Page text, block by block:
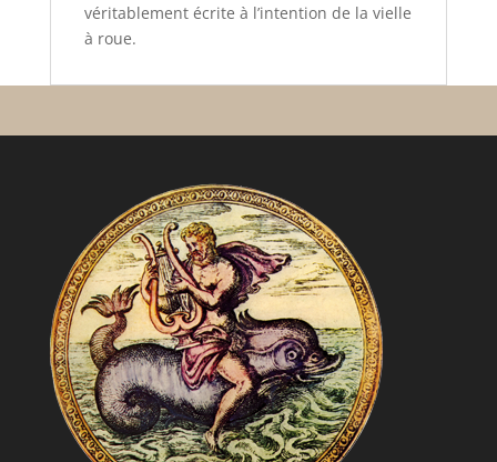
véritablement écrite à l’intention de la vielle
à roue.